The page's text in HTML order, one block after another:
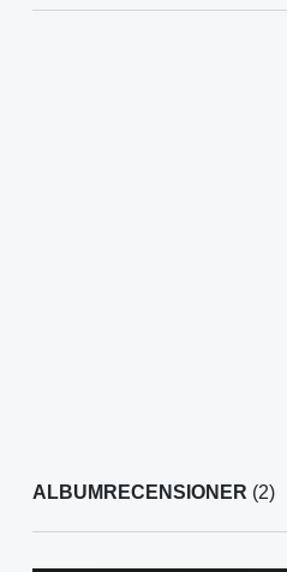
ALBUMRECENSIONER (2)